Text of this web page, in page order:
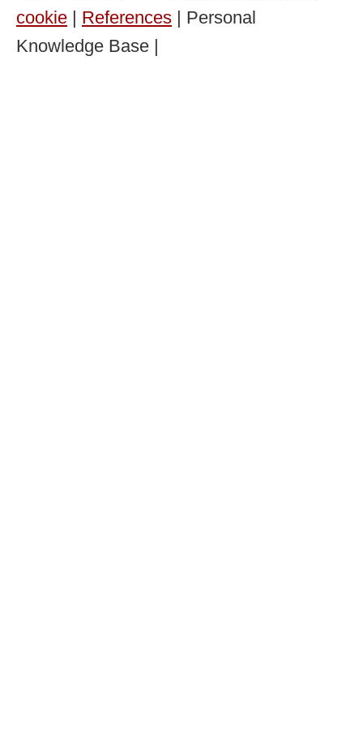
cookie | References | Personal
Knowledge Base |